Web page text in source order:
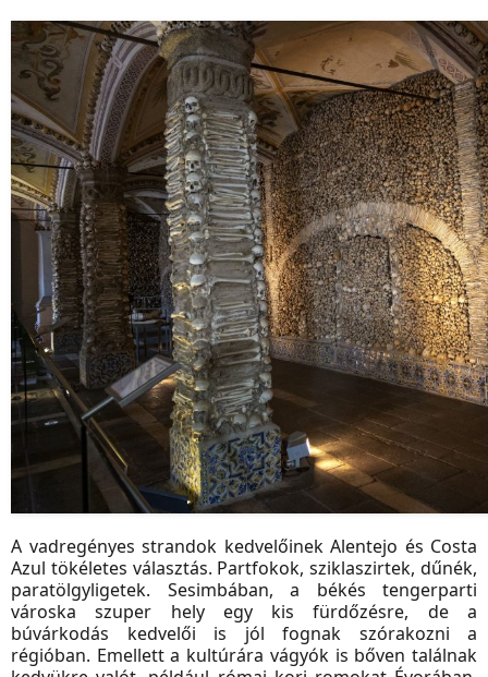
A vadregényes strandok kedvelőinek Alentejo és Costa
Azul tökéletes választás. Partfokok, sziklaszirtek, dűnék,
paratölgyligetek. Sesimbában, a békés tengerparti
városka szuper hely egy kis fürdőzésre, de a
búvárkodás kedvelői is jól fognak szórakozni a
régióban. Emellett a kultúrára vágyók is bőven találnak